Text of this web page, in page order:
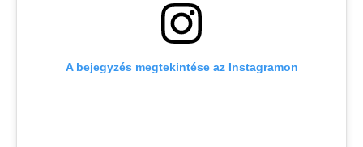
A bejegyzés megtekintése az Instagramon